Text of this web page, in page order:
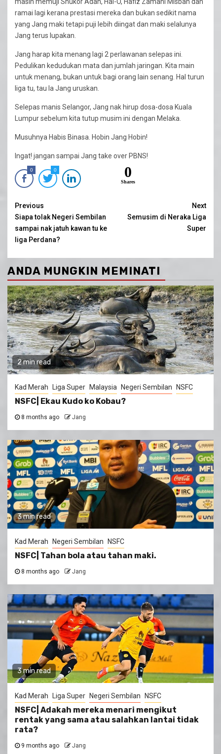
ramai lagi kerana prestasi mereka dan bukan sedikit nama
yang Jang maki tetapi puji lebih diingat dan maki selalunya
Jang terus lupakan.
Jang harap kita menang lagi 2 perlawanan selepas ini.
Pedulikan kedudukan mata dan jumlah jaringan. Kita main
untuk menang, bukan untuk bagi orang lain senang. Hal turun
liga tu, tau la Jang uruskan.
Selepas manis Selangor, Jang nak hirup dosa-dosa Kuala
Lumpur sebelum kita tutup musim ini dengan Melaka.
Musuhnya Habis Binasa. Hobin Jang Hobin!
Ingat! jangan sampai Jang take over PBNS!
0 0 0
Shares
Continue
Reading
Previous
Siapa tolak Negeri Sembilan
sampai nak jatuh kawan tu ke
liga Perdana?
Next
Semusim di Neraka Liga
Super
ANDA MUNGKIN MEMINATI
2 min read
Kad Merah Liga Super Malaysia Negeri Sembilan NSFC
NSFC| Ekau Kudo ko Kobau?
8 months ago Jang
3 min read
Kad Merah Negeri Sembilan NSFC
NSFC| Tahan bola atau tahan maki.
8 months ago Jang
3 min read
Kad Merah Liga Super Negeri Sembilan NSFC
NSFC| Adakah mereka menari mengikut
rentak yang sama atau salahkan lantai tidak
rata?
9 months ago Jang